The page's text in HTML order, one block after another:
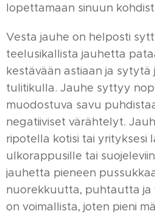
lopettamaan sinuun
Vesta jauhe on helposti
teelusikallista jauhetta
kestävään astiaan ja sytytä
tulitikulla. Jauhe syttyy
muodostuva savu
negatiiviset värähtelyt.
ripotella kotisi tai yrityksesi
ulkorappusille tai suojeleviin
jauhetta pieneen
nuorekkuutta, puhtautta
on voimallista, joten pieni